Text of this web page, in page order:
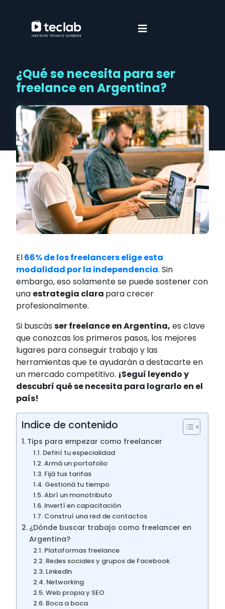
¿Qué se necesita para ser
freelance en Argentina?
El66% de los freelancers elige esta
modalidad por la independencia. Sin
embargo, eso solamente se puede sostener con
una estrategia clara para crecer
profesionalmente.
Si buscásser freelance en Argentina, es clave
que conozcas los primeros pasos, los mejores
lugares para conseguir trabajo y las
herramientas que te ayudarán a destacarte en
un mercado competitivo. ¡Seguí leyendo y
descubrí qué se necesita para lograrlo en el
país!
Indice de contenido
Tips para empezar como freelancer
Definí tu especialidad
Armá un portafolio
Fijá tus tarifas
Gestioná tu tiempo
Abrí un monotributo
Invertí en capacitación
Construí una red de contactos
¿Dónde buscar trabajo como freelancer en
Argentina?
Plataformas freelance
Redes sociales y grupos de Facebook
LinkedIn
Networking
Web propia y SEO
Boca a boca